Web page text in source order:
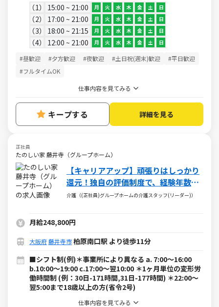
1 15:00 ~ 21:00 月 火 水 木 金 土 日
2 17:00 ~ 21:00 月 火 水 木 金 土 日
3 18:00 ~ 21:15 月 火 水 木 金 土 日
4 12:00 ~ 21:00 月 火 水 木 金 土 日
#昼歓迎 #夕方歓迎 #夜歓迎 #土日祝(週末)歓迎
#平日歓迎
#フルタイムOK
仕事内容を見てみる
キープする 詳細を見る
正社員
たのしい家 藤井寺（グループホーム）
【キャリアアップ】頑張りはしっかり
還元！独自の評価制度で、経験年数に
関わらず給与UPが可能◎
介護（(正社員)グループホームの介護スタッフ(リーダー)）
月給248,800円
大阪府藤井寺市柏原南口駅 より徒歩11分
■シフト制(例)＊事業所により異なる a. 7:00～16:00
b.10:00～19:00 c.17:00～翌10:00 ＊1ヶ月単位の変形労
働時間制 (例：30日-171時間,31日-177時間) ＊22:00～
翌5:00まで18歳以上の方(省令2号)
仕事内容を見てみる